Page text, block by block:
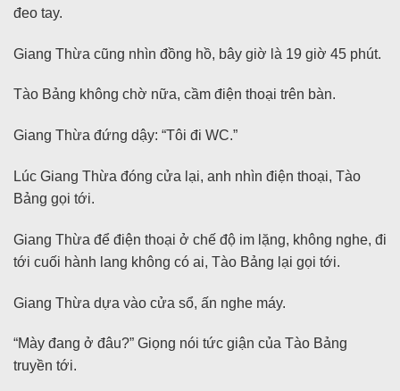
đeo tay.
Giang Thừa cũng nhìn đồng hồ, bây giờ là 19 giờ 45 phút.
Tào Bảng không chờ nữa, cầm điện thoại trên bàn.
Giang Thừa đứng dậy: “Tôi đi WC.”
Lúc Giang Thừa đóng cửa lại, anh nhìn điện thoại, Tào
Bảng gọi tới.
Giang Thừa để điện thoại ở chế độ im lặng, không nghe, đi
tới cuối hành lang không có ai, Tào Bảng lại gọi tới.
Giang Thừa dựa vào cửa sổ, ấn nghe máy.
“Mày đang ở đâu?” Giọng nói tức giận của Tào Bảng
truyền tới.